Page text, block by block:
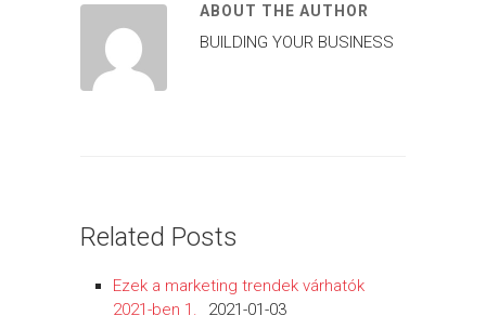
ABOUT THE AUTHOR
BUILDING YOUR BUSINESS
Related Posts
Ezek a marketing trendek várhatók
2021-ben 1.
2021-01-03